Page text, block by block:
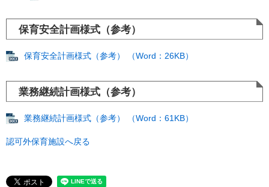
保育安全計画様式（参考）
保育安全計画様式（参考） （Word：26KB）
業務継続計画様式（参考）
業務継続計画様式（参考） （Word：61KB）
認可外保育施設へ戻る